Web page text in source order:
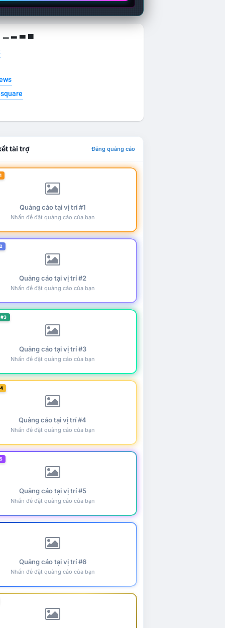
▁ ▂ ▃ ▄
tài trợ Đăng quảng cáo
Quảng cáo tại vị trí #1
Nhấn để đặt quảng cáo của bạn
Quảng cáo tại vị trí #2
Nhấn để đặt quảng cáo của bạn
Quảng cáo tại vị trí #3
Nhấn để đặt quảng cáo của bạn
Quảng cáo tại vị trí #4
Nhấn để đặt quảng cáo của bạn
Quảng cáo tại vị trí #5
Nhấn để đặt quảng cáo của bạn
Quảng cáo tại vị trí #6
Nhấn để đặt quảng cáo của bạn